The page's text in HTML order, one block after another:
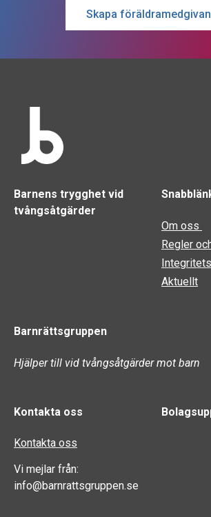
Skapa
Barnens trygghet vid
tvångsåtgärder
Om oss
Regler
Aktuellt
Barnrättsgruppen
Hjälper till vid tvångsåtgärder mot barn
Kontakta oss
Kontakta oss
Vi mejlar från:
info@barnrattsgruppen.se